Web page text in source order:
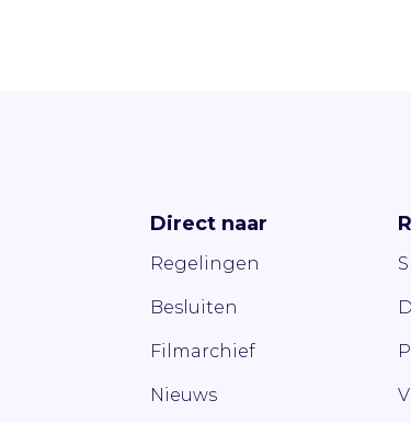
Direct naar
Regelingen
Besluiten
Filmarchief
Nieuws